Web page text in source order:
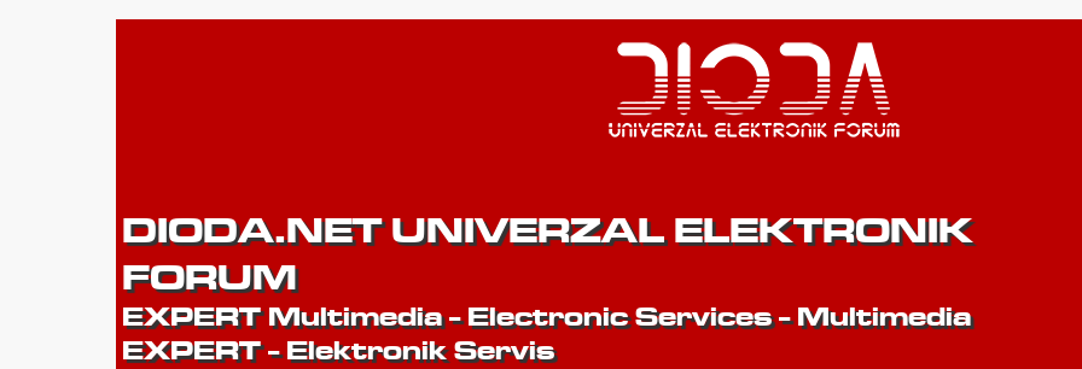
DIODA.NET UNIVERZAL ELEKTRONIK
FORUM
EXPERT Multimedia - Electronic Services - Multimedia
EXPERT - Elektronik Servis